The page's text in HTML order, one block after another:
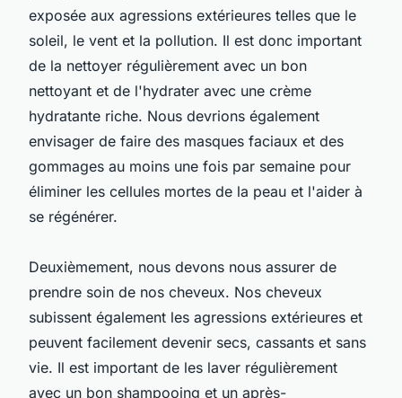
exposée aux agressions extérieures telles que le
soleil, le vent et la pollution. Il est donc important
de la nettoyer régulièrement avec un bon
nettoyant et de l'hydrater avec une crème
hydratante riche. Nous devrions également
envisager de faire des masques faciaux et des
gommages au moins une fois par semaine pour
éliminer les cellules mortes de la peau et l'aider à
se régénérer.
Deuxièmement, nous devons nous assurer de
prendre soin de nos cheveux. Nos cheveux
subissent également les agressions extérieures et
peuvent facilement devenir secs, cassants et sans
vie. Il est important de les laver régulièrement
avec un bon shampooing et un après-